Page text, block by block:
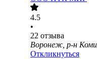
4.5
•
22 отзыва
Воронеж, р-н
Откликнуться